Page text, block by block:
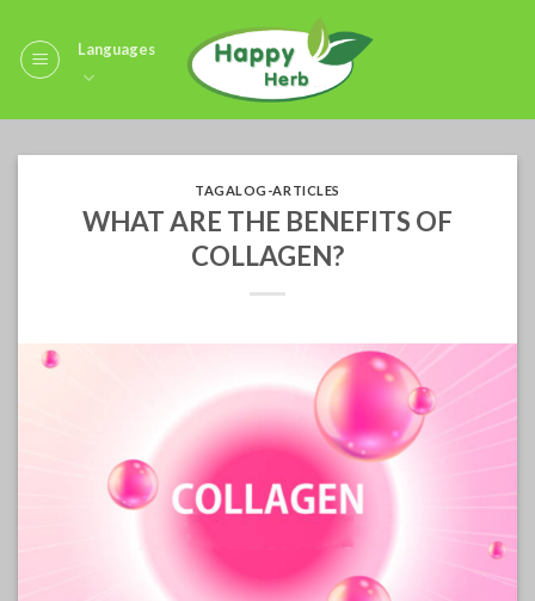
content
Languages
TAGALOG-ARTICLES
WHAT ARE THE BENEFITS OF
COLLAGEN?